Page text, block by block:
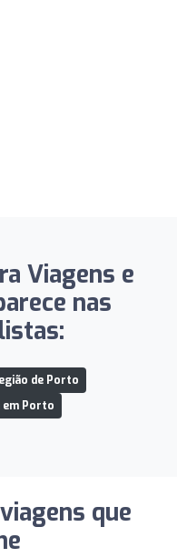
Viagens e
nas
de Porto
em Porto
que